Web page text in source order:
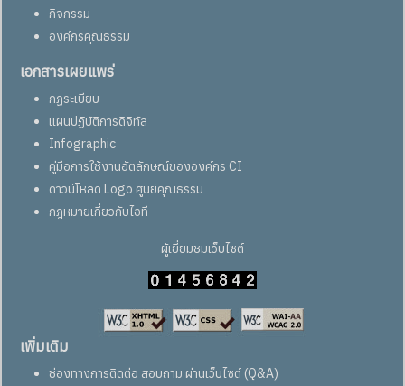
กิจกรรม
องค์กรคุณธรรม
เอกสารเผยแพร่
กฏระเบียบ
แผนปฏิบัติการดิจิทัล
Infographic
คู่มือการใช้งานอัตลักษณ์ขององค์กร CI
ดาวน์โหลด Logo ศูนย์คุณธรรม
กฎหมายเกี่ยวกับไอที
ผู้เยี่ยมชมเว็บไซต์
เพิ่มเติม
ช่องทางการติดต่อ สอบถาม ผ่านเว็บไซต์ (Q&A)